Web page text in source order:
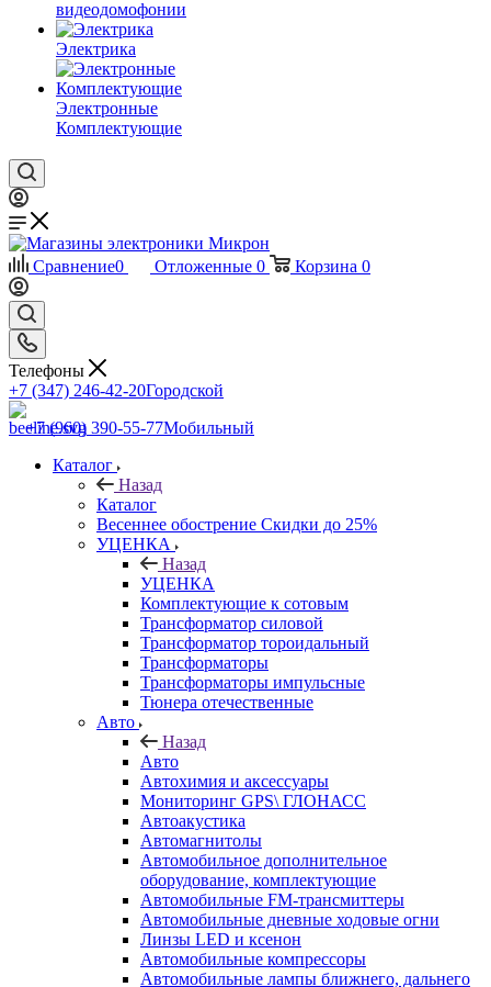
видеодомофонии
Электрика
Электронные
Комплектующие
Сравнение0 Отложенные 0 Корзина 0
Телефоны
+7 (347) 246-42-20Городской
+7 (960) 390-55-77Мобильный
Каталог
Назад
Каталог
Весеннее обострение Скидки до 25%
УЦЕНКА
Назад
УЦЕНКА
Комплектующие к сотовым
Трансформатор силовой
Трансформатор тороидальный
Трансформаторы
Трансформаторы импульсные
Тюнера отечественные
Авто
Назад
Авто
Автохимия и аксессуары
Мониторинг GPS\ ГЛОНАСС
Автоакустика
Автомагнитолы
Автомобильное дополнительное
оборудование, комплектующие
Автомобильные FM-трансмиттеры
Автомобильные дневные ходовые огни
Линзы LED и ксенон
Автомобильные компрессоры
Автомобильные лампы ближнего, дальнего